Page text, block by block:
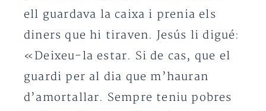
ell guardava la caixa i prenia els
diners que hi tiraven. Jesús li digué:
«Deixeu-la estar. Si de cas, que el
guardi per al dia que m’hauran
d’amortallar. Sempre teniu pobres